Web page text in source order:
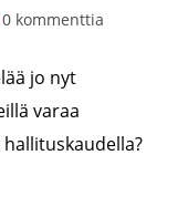
0 kommenttia
jo nyt
varaa